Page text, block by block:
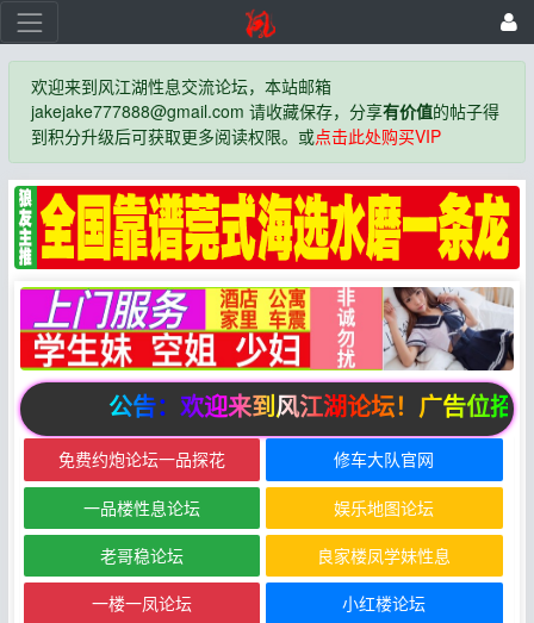
欢迎来到风江湖性息交流论坛，本站邮箱
jakejake777888@gmail.com 请收藏保存，分享有价值的帖子得
到积分升级后可获取更多阅读权限。或点击此处购买VIP
公告：欢迎来到风江湖论坛！广告位招商
免费约炮论坛一品探花 修车大队官网
一品楼性息论坛 娱乐地图论坛
老哥稳论坛 良家楼凤学妹性息
一楼一凤论坛 小红楼论坛